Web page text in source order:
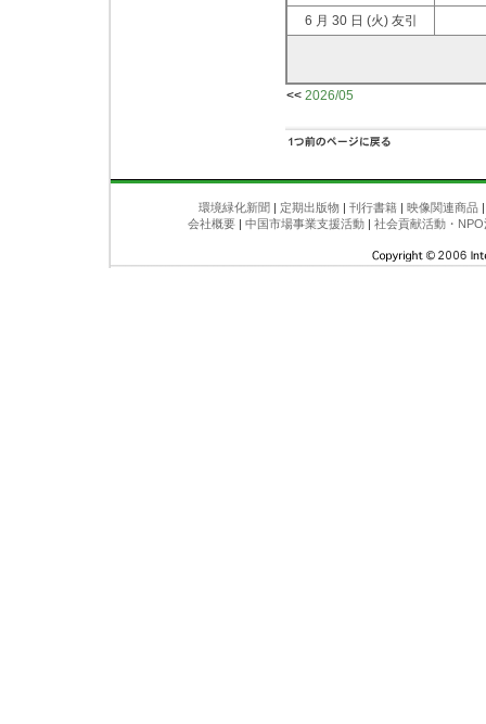
6 月 30 日 (火) 友引
<< 2026/05
環境緑化新聞 | 定期出版物| 刊行書籍| 映像関連商品
会社概要 | 中国市場事業支援活動 | 社会貢献活動・NPO